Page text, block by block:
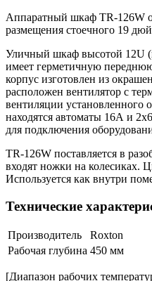
Аппаратный шкаф TR-126W
размещения стоечного 19
Уличный шкаф высотой 12U
имеет герметичную
корпус изготовлен из
расположен вентилятор с
вентиляции установленного
находятся автоматы 16А и
для подключения
TR-126W поставляется в
входят ножки на колесиках.
Используется как внутри
Технические
Производитель
Roxton
Рабочая глубина 450 мм
[Диапазон рабочих